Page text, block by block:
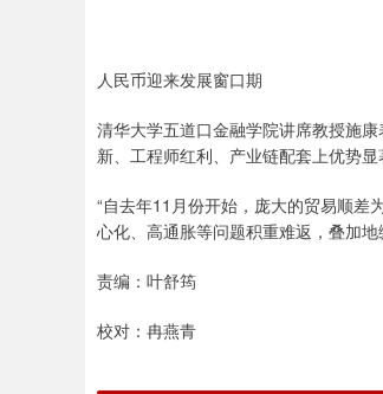
人民币迎来发展窗口期
清华大学五道口金融学院讲席教授施
新、工程师红利、产业链配套上优势显
“自去年11月份开始，庞大的贸易顺差
心化、高通胀等问题积重难返，叠加
责编：叶舒筠
校对：冉燕青